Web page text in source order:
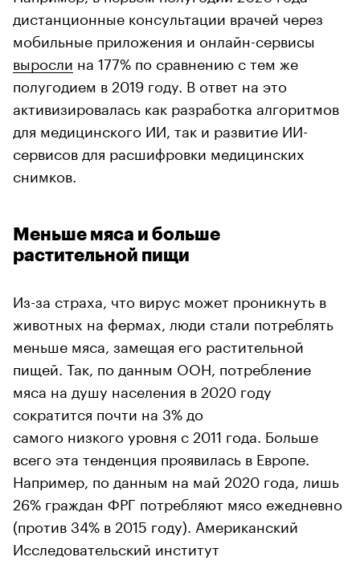
дистанционные консультации врачей через
мобильные приложения и онлайн-сервисы
выросли на 177% по сравнению с тем же
полугодием в 2019 году. В ответ на это
активизировалась как разработка алгоритмов
для медицинского ИИ, так и развитие ИИ-
сервисов для расшифровки медицинских
снимков.
Меньше мяса и больше
растительной пищи
Из-за страха, что вирус может проникнуть в
животных на фермах, люди стали потреблять
меньше мяса, замещая его растительной
пищей. Так, по данным ООН, потребление
мяса на душу населения в 2020 году
сократится почти на 3% до
самого низкого уровня с 2011 года. Больше
всего эта тенденция проявилась в Европе.
Например, по данным на май 2020 года, лишь
26% граждан ФРГ потребляют мясо ежедневно
(против 34% в 2015 году). Американский
Исследовательский институт